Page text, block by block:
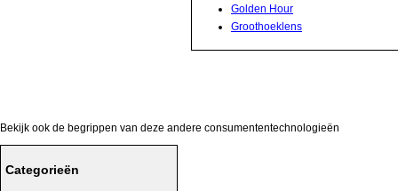
Golden Hour
Groothoeklens
Bekijk ook de begrippen van deze andere consumententechnologieën
Categorieën